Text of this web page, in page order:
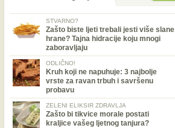
STVARNO?
Zašto biste ljeti trebali jesti više slane
hrane? Tajna hidracije koju mnogi
zaboravljaju
ODLIČNO!
Kruh koji ne napuhuje: 3 najbolje
vrste za ravan trbuh i savršenu
probavu
ZELENI ELIKSIR ZDRAVLJA
Zašto bi tikvice morale postati
kraljice vašeg ljetnog tanjura?